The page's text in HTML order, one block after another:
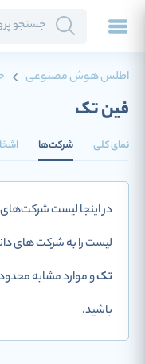
اطلس هوش مصنوعی
فین تک
نمای کلی شرکت‌ها
در اینجا لیست
لیست را به شرکت های
تکو موارد مشابه
باشید.